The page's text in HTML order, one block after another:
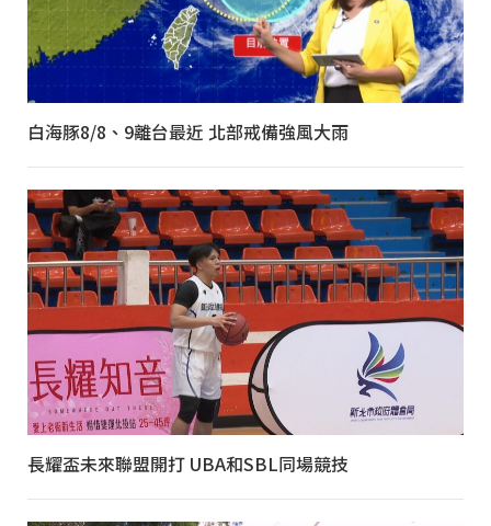
白海豚8/8、9離台最近 北部戒備強風大雨
長耀盃未來聯盟開打 UBA和SBL同場競技